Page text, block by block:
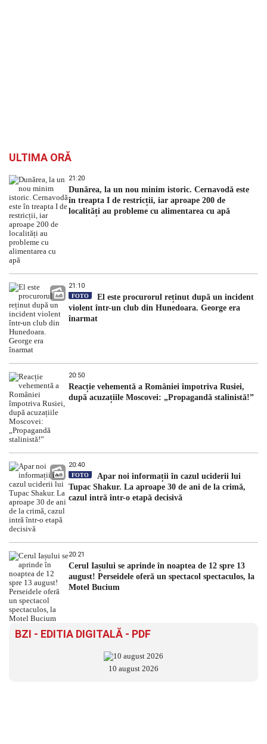
ULTIMA ORĂ
21:20
Dunărea, la un nou minim istoric. Cernavodă este
în treapta I de restricții, iar aproape 200 de
localități au probleme cu alimentarea cu apă
21:10
FOTO
El este procurorul reținut după un incident
violent într-un club din Hunedoara. George era
înarmat
20:50
Reacție vehementă a României împotriva Rusiei,
după acuzațiile Moscovei: „Propagandă stalinistă!”
20:40
FOTO
Apar noi informații în cazul uciderii lui
Tupac Shakur. La aproape 30 de ani de la crimă,
cazul intră într-o etapă decisivă
20:21
Cerul Iașului se aprinde în noaptea de 12 spre 13
august! Perseidele oferă un spectacol spectaculos, la
Motel Bucium
BZI - EDITIA DIGITALĂ - PDF
10 august 2026